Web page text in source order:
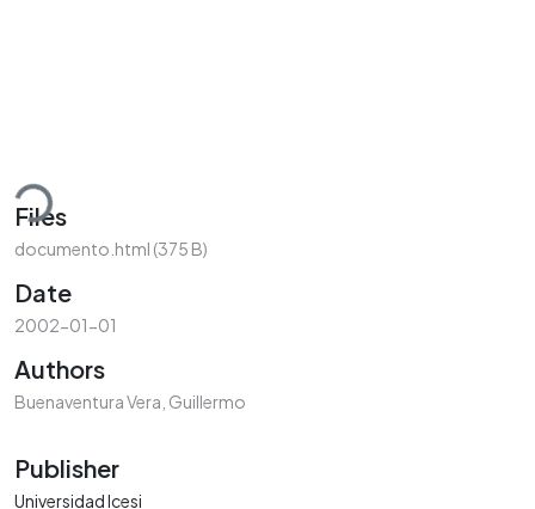
Files
documento.html (375 B)
Date
2002-01-01
Authors
Buenaventura Vera, Guillermo
Publisher
Universidad Icesi